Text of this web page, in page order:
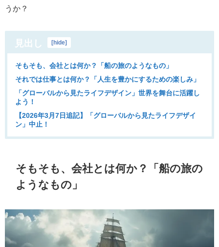
うか？
見出し hide
そもそも、会社とは何か？「船の旅のようなもの」
それでは仕事とは何か？「人生を豊かにするための楽しみ」
「グローバルから見たライフデザイン」世界を舞台に活躍し
よう！
【2026年3月7日追記】「グローバルから見たライフデザイ
ン」中止！
そもそも、会社とは何か？「船の旅の
ようなもの」